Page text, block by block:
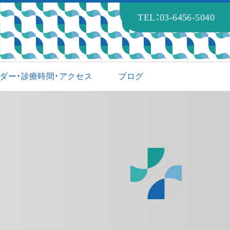
ー・診療時間・アクセス ブログ
TEL：03-6456-5040